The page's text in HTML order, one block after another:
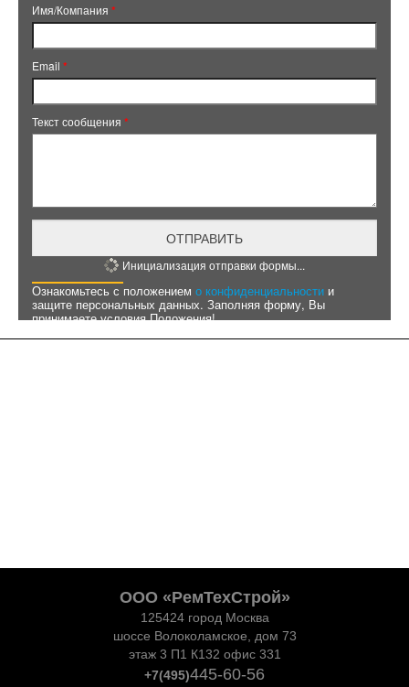
Имя/Компания *
Email *
Текст сообщения *
ОТПРАВИТЬ
Инициализация отправки формы...
Ознакомьтесь с положением о конфиденциальности и
защите персональных данных. Заполняя форму, Вы
принимаете условия Положения!
ООО «РемТехСтрой»
125424 город Москва
шоссе Волоколамское, дом 73
этаж 3 П1 К132 офис 331
+7(495)445-60-56